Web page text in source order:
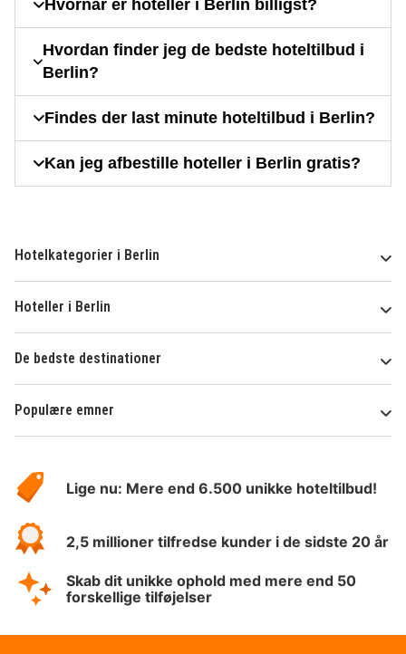
Hvornår er hoteller i Berlin billigst?
Hvordan finder jeg de bedste hoteltilbud i
Berlin?
Findes der last minute hoteltilbud i Berlin?
Kan jeg afbestille hoteller i Berlin gratis?
Hotelkategorier i Berlin
Hoteller i Berlin
De bedste destinationer
Populære emner
HotelSpecials
Lige nu: Mere end 6.500 unikke hoteltilbud!
2,5 millioner tilfredse kunder i de sidste 20 år
Skab dit unikke ophold med mere end 50
forskellige tilføjelser